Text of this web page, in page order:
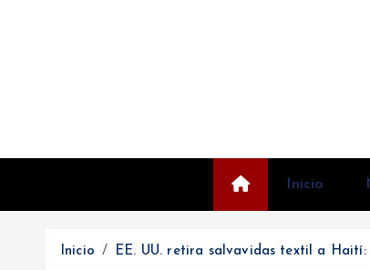
a
Inicio
Inicio EE. UU. retira salvavidas textil a